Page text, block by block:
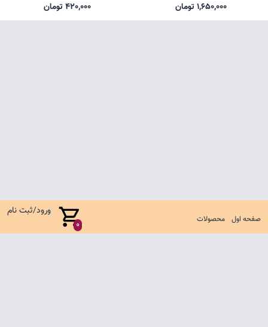
صفحه اول محصولات 0
ورود/ثبت نام
1,650,000 تومان
420,000 تومان